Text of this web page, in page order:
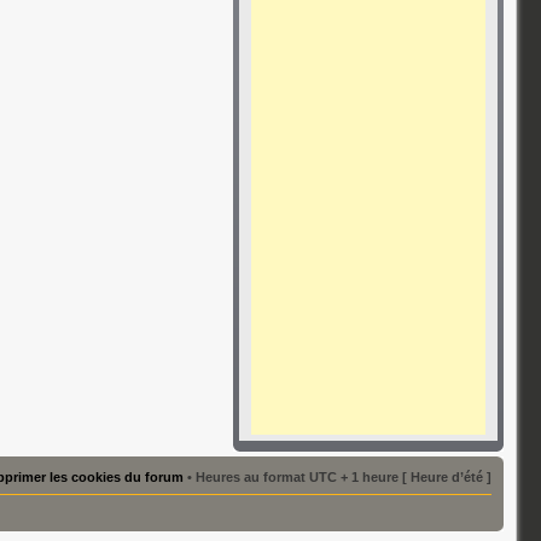
les cookies du forum • Heures au format UTC + 1 heure [ Heure d’été ]